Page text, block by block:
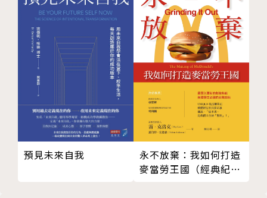
賴志傑
憑藉對房地產熱誠，大學畢業後立即投入房地產實務，
任職租屋仲介期間拜訪超過500位房東協助管理收租套
房，帶看成交租屋超越千筆，實戰經驗豐富。於王派宏
集團擔任包租公講師長達六年，期間成功輔導超過百位
學員成為包租公，實現財務自由。自己也是一位快樂的
年輕包租公。
學歷：中國科技大學
經歷：有巢氏房屋業務、租屋管理公司負責人、王派宏
財商集團講師
現任：橫大義有限公司股東、 王派宏財商集團財務教
五個提醒，帶客看房要注意
五種讓利，讓好房客一直住下去
PART 4 完敗奧房客
八個提醒，讓合約簽得超放心！
生活公約與退租需知
不要租給他！務必婉拒的六種房客
KO奧房客，就靠六大絕招！
七個觀察訣竅，躲開壞房東！
PART 5 寧可相信世上有鬼，也不要相信仲介那張嘴
買屋訊息，這樣判斷
預見未來自我
永不放棄：我如何打造
麥當勞王國（經典紀念